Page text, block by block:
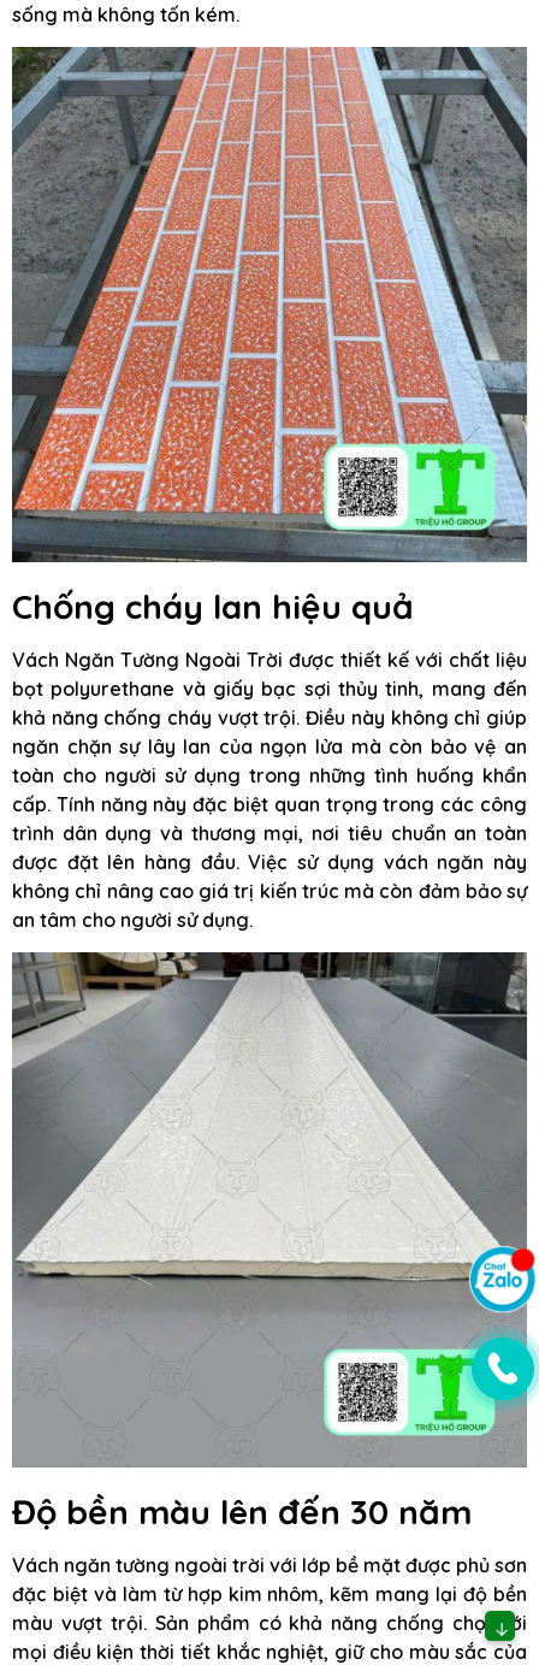
sống mà không tốn kém.
Chống cháy lan hiệu quả
Vách Ngăn Tường Ngoài Trời được thiết kế với chất liệu
bọt polyurethane và giấy bạc sợi thủy tinh, mang đến
khả năng chống cháy vượt trội. Điều này không chỉ giúp
ngăn chặn sự lây lan của ngọn lửa mà còn bảo vệ an
toàn cho người sử dụng trong những tình huống khẩn
cấp. Tính năng này đặc biệt quan trọng trong các công
trình dân dụng và thương mại, nơi tiêu chuẩn an toàn
được đặt lên hàng đầu. Việc sử dụng vách ngăn này
không chỉ nâng cao giá trị kiến trúc mà còn đảm bảo sự
an tâm cho người sử dụng.
Độ bền màu lên đến 30 năm
Vách ngăn tường ngoài trời với lớp bề mặt được phủ sơn
đặc biệt và làm từ hợp kim nhôm, kẽm mang lại độ bền
màu vượt trội. Sản phẩm có khả năng chống chọi với
mọi điều kiện thời tiết khắc nghiệt, giữ cho màu sắc của
↓